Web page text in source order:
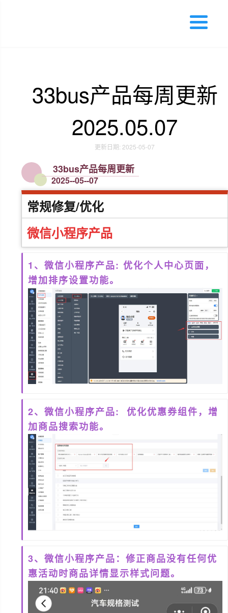
33bus产品每周更新
2025.05.07
更新日期: 2025-05-07
33bus产品每周更新
2025--05--07
常规修复/优化
微信小程序产品
1、微信小程序产品: 优化个人中心页面，
增加排序设置功能。
2、微信小程序产品: 优化优惠券组件，增
加商品搜索功能。
3、微信小程序产品：修正商品没有任何优
惠活动时商品详情显示样式问题。